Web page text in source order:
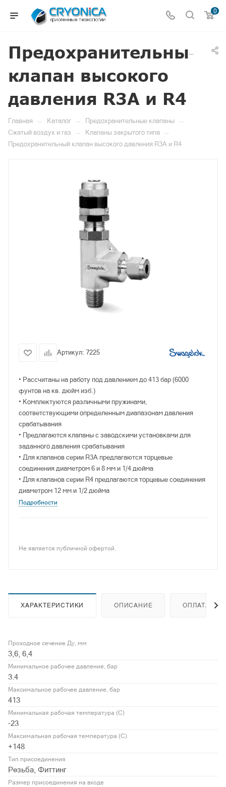
0
Предохранительный
клапан высокого
давления R3А и R4
Главная — Каталог — Предохранительные клапаны —
Сжатый воздух и газ — Клапаны закрытого типа —
Предохранительный клапан высокого давления R3А и R4
Артикул: 7225
• Рассчитаны на работу под давлением до 413 бар (6000
фунтов на кв. дюйм изб.)
• Комплектуются различными пружинами,
соответствующими определенным диапазонам давления
срабатывания
• Предлагаются клапаны с заводскими установками для
заданного давления срабатывания
• Для клапанов серии R3A предлагаются торцевые
соединения диаметром 6 и 8 мм и 1/4 дюйма
• Для клапанов серии R4 предлагаются торцевые соединения
диаметром 12 мм и 1/2 дюйма
Подробности
Не является публичной офертой.
ХАРАКТЕРИСТИКИ ОПИСАНИЕ ОПЛАТА
Проходное сечение Ду, мм
3,6, 6,4
Минимальное рабочее давление, бар
3.4
Максимальное рабочее давление, бар
413
Минимальная рабочая температура (С)
-23
Максимальная рабочая температура (С)
+148
Тип присоединения
Резьба, Фиттинг
Размер присоединения на входе